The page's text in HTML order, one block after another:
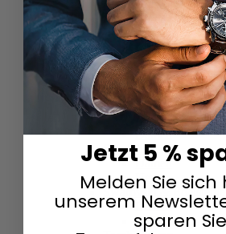
Herren
Skelettuhren
Damen
Herren
Smartwatches
Damen
Herren
Solaruhren
Herren
Damen
Sportuhren
Damen
Herren
Swarovski & Edelsteine
Damen
Herren
Jetzt 5 %
Melden Sie sich
unserem
sparen Sie